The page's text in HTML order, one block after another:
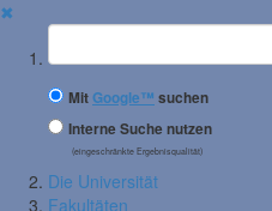
✖
Suchbegriff
MitGoogle™ suchen
Interne Suche nutzen
(eingeschränkte Ergebnisqualität)
Die Universität
Fakultäten